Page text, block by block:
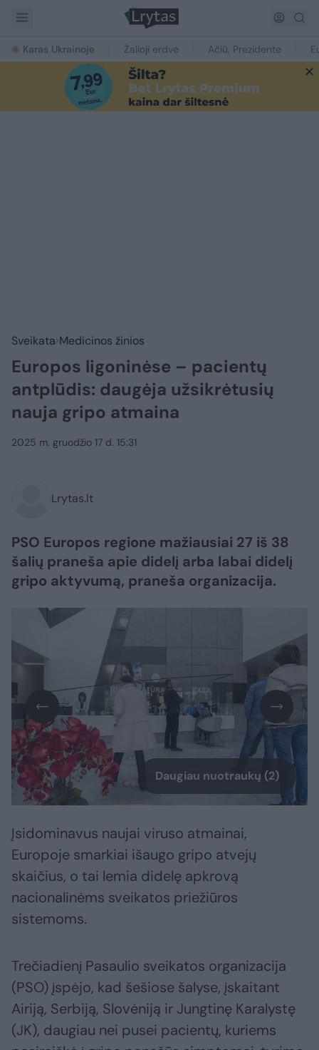
Karas Ukrainoje Žalioji erdvė Ačiū, Prezidente
Sveikata Medicinos žinios
Europos ligoninėse – pacientų
antplūdis: daugėja užsikrėtusių
nauja gripo atmaina
2025 m. gruodžio 17 d. 15:31
Lrytas.lt
PSO Europos regione mažiausiai 27 iš 38
šalių praneša apie didelį arba labai didelį
gripo aktyvumą, praneša organizacija.
Daugiau nuotraukų (2)
Įsidominavus naujai viruso atmainai,
Europoje smarkiai išaugo gripo atvejų
skaičius, o tai lemia didelę apkrovą
nacionalinėms sveikatos priežiūros
sistemoms.
Trečiadienį Pasaulio sveikatos organizacija
(PSO) įspėjo, kad šešiose šalyse, įskaitant
Airiją, Serbiją, Slovėniją ir Jungtinę Karalystę
(JK), daugiau nei pusei pacientų, kuriems